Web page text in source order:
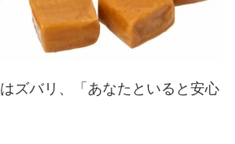
ズバリ、「あなたといると安心